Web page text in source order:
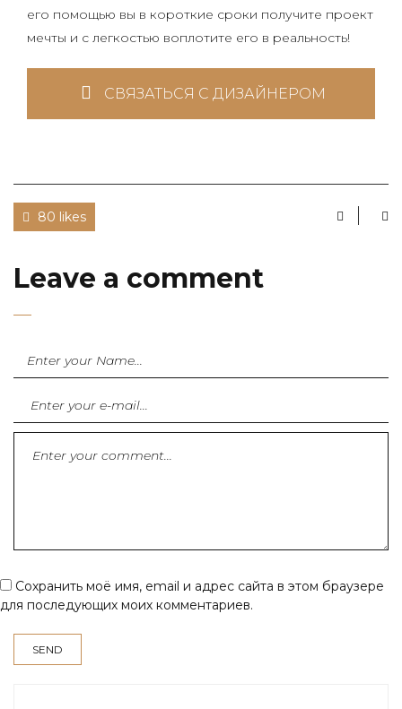
его помощью вы в короткие сроки получите проект
мечты и с легкостью воплотите его в реальность!
СВЯЗАТЬСЯ С ДИЗАЙНЕРОМ
80 likes
Leave a comment
Сохранить моё имя, email и адрес сайта в этом браузере
для последующих моих комментариев.